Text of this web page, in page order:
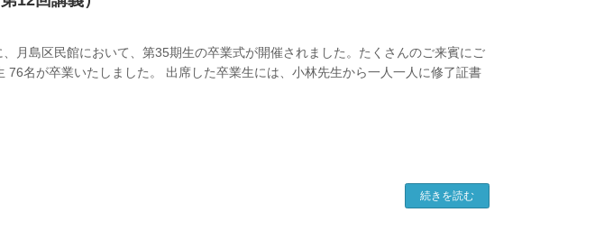
月島区民館において、第35期生の卒業式が開催されました。たくさんのご来賓にご
76名が卒業いたしました。 出席した卒業生には、小林先生から一人一人に修了証書
続きを読む